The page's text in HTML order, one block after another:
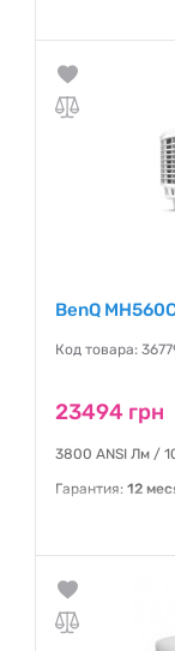
BenQ
Код товара:
23494 грн
3800 ANSI Лм /
Гарантия: 12